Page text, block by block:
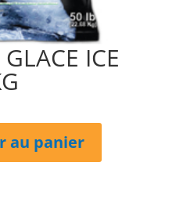
ICE
au panier